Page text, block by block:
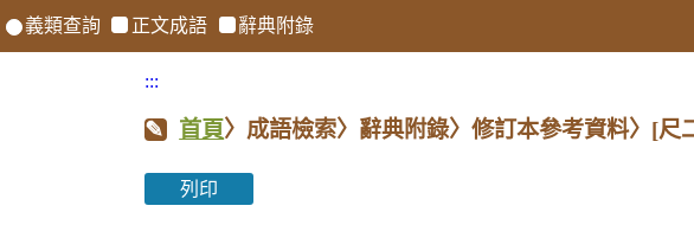
義類查詢 正文成語 辭典附錄
:::
首頁〉成語檢索〉辭典附錄〉修訂本參考資料〉 [尺
列印